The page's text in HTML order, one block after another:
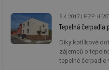
přivádí čtyři
DYNAMIC výrobce
5.4.2017 PZP
Tepelná čerpadla
Díky kotlíkové
zájemců o
tepelné čerpadlo